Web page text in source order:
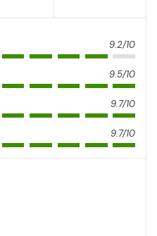
9.2/10
9.5/10
9.7/10
9.7/10